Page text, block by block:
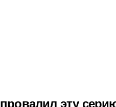
провалил эту